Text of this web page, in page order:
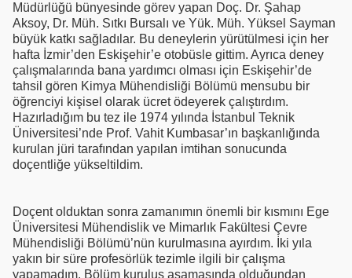
Müdürlüğü bünyesinde görev yapan Doç. Dr. Şahap
Aksoy, Dr. Müh. Sıtkı Bursalı ve Yük. Müh. Yüksel Sayman
büyük katkı sağladılar. Bu deneylerin yürütülmesi için her
hafta İzmir’den Eskişehir’e otobüsle gittim. Ayrıca deney
çalışmalarında bana yardımcı olması için Eskişehir’de
tahsil gören Kimya Mühendisliği Bölümü mensubu bir
öğrenciyi kişisel olarak ücret ödeyerek çalıştırdım.
Hazırladığım bu tez ile 1974 yılında İstanbul Teknik
Üniversitesi’nde Prof. Vahit Kumbasar’ın başkanlığında
kurulan jüri tarafından yapılan imtihan sonucunda
doçentliğe yükseltildim.
Doçent olduktan sonra zamanımın önemli bir kısmını Ege
Üniversitesi Mühendislik ve Mimarlık Fakültesi Çevre
Mühendisliği Bölümü’nün kurulmasına ayırdım. İki yıla
yakın bir süre profesörlük tezimle ilgili bir çalışma
yapamadım. Bölüm kuruluş aşamasında olduğundan